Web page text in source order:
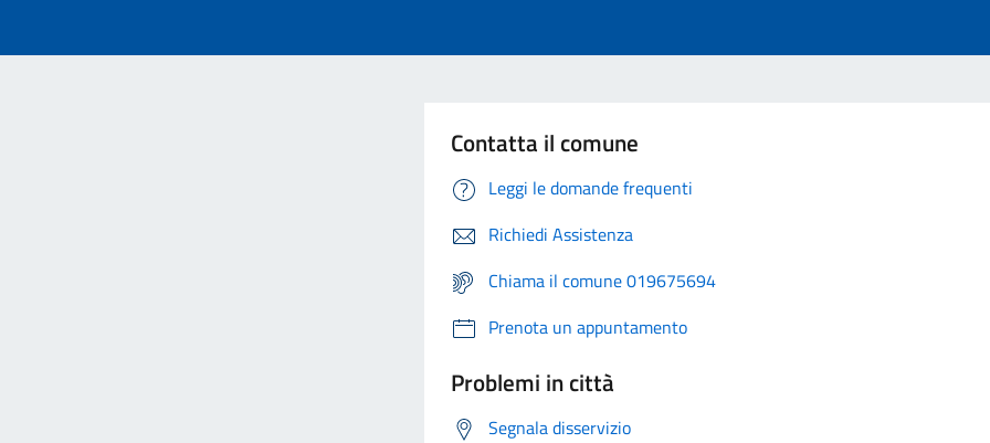
Contatta il comune
Leggi le domande frequenti
Richiedi Assistenza
Chiama il comune 019675694
Prenota un appuntamento
Problemi in città
Segnala disservizio